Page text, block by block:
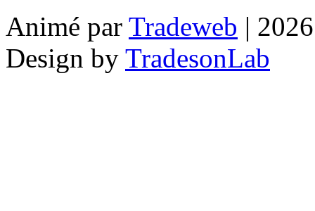
Animé par Tradeweb |
Design by TradesonLab